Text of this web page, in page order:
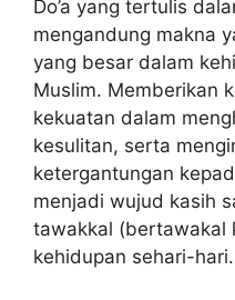
Do’a yang tertulis
mengandung makna
yang besar dalam
Muslim. Memberikan
kekuatan dalam
kesulitan, serta
ketergantungan
menjadi wujud kasih
tawakkal (bertawakal
kehidupan sehari-hari.